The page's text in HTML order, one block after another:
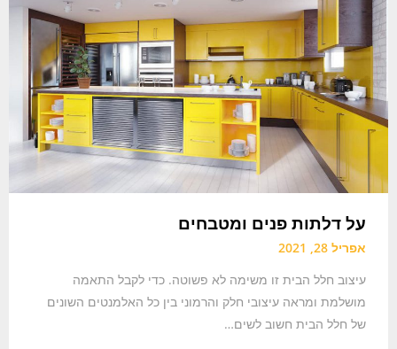
על דלתות פנים ומטבחים
אפריל 28, 2021
עיצוב חלל הבית זו משימה לא פשוטה. כדי לקבל התאמה
מושלמת ומראה עיצובי חלק והרמוני בין כל האלמנטים השונים
של חלל הבית חשוב לשים…